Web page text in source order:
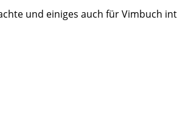
und einiges auch für Vimbuch